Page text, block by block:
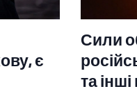
є
Сили
та